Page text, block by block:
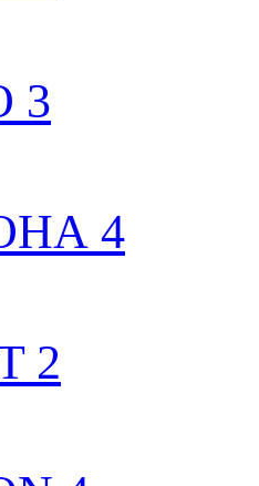
3
4
2